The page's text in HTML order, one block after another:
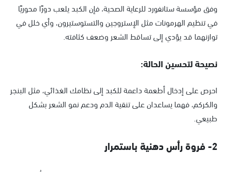
وفق مؤسسة ستانفورد للرعاية الصحية، فإن الكبد يلعب دورًا محوريًا
في تنظيم الهرمونات مثل الإستروجين والتستوستيرون، وأي خلل في
توازنهما قد يؤدي إلى تساقط الشعر وضعف كثافته.
نصيحة لتحسين الحالة:
احرص على إدخال أطعمة داعمة للكبد إلى نظامك الغذائي، مثل البنجر
والكركم، فهما يساعدان على تنقية الدم ودعم نمو الشعر بشكل
طبيعي.
2- فروة رأس دهنية باستمرار